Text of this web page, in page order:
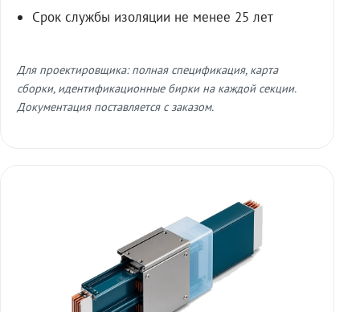
Срок службы изоляции не менее 25 лет
Для проектировщика: полная спецификация, карта
сборки, идентификационные бирки на каждой секции.
Документация поставляется с заказом.